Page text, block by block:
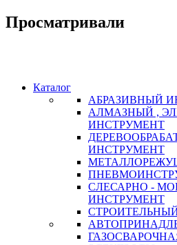
Просматривали
Каталог
АБРАЗИВНЫЙ
АЛМАЗНЫЙ ,
ИНСТРУМЕНТ
ИНСТРУМЕНТ
СЛЕСАРНО -
ИНСТРУМЕНТ